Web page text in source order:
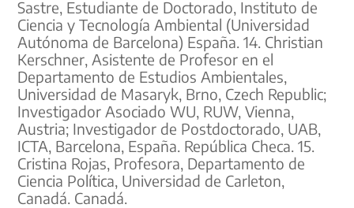
Sastre, Estudiante de Doctorado, Instituto de
Ciencia y Tecnología Ambiental (Universidad
Autónoma de Barcelona) España. 14. Christian
Kerschner, Asistente de Profesor en el
Departamento de Estudios Ambientales,
Universidad de Masaryk, Brno, Czech Republic;
Investigador Asociado WU, RUW, Vienna,
Austria; Investigador de Postdoctorado, UAB,
ICTA, Barcelona, España. República Checa. 15.
Cristina Rojas, Profesora, Departamento de
Ciencia Política, Universidad de Carleton,
Canadá. Canadá.